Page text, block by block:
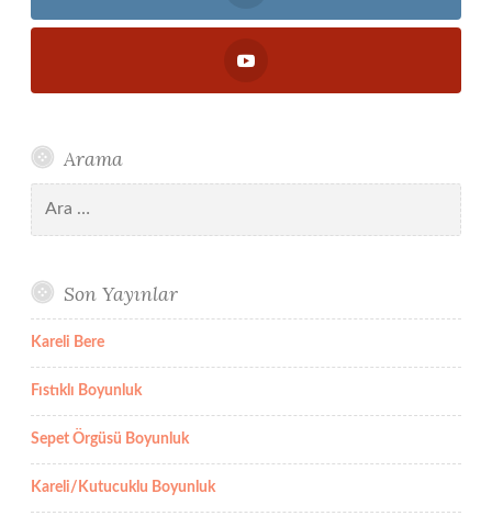
Arama
Son Yayınlar
Kareli Bere
Fıstıklı Boyunluk
Sepet Örgüsü Boyunluk
Kareli/Kutucuklu Boyunluk